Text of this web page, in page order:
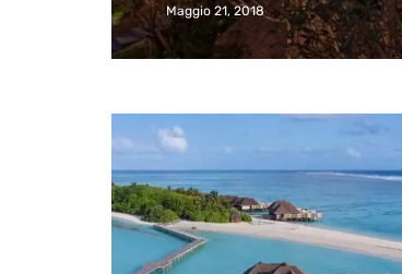
Maggio 21, 2018